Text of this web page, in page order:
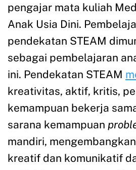
pengajar mata kuliah
Anak Usia Dini.
pendekatan STEAM
sebagai pembelajaran
ini. Pendekatan STEAM
kreativitas, aktif, kritis,
kemampuan bekerja
sarana kemampuan
mandiri,
kreatif dan komunikatif